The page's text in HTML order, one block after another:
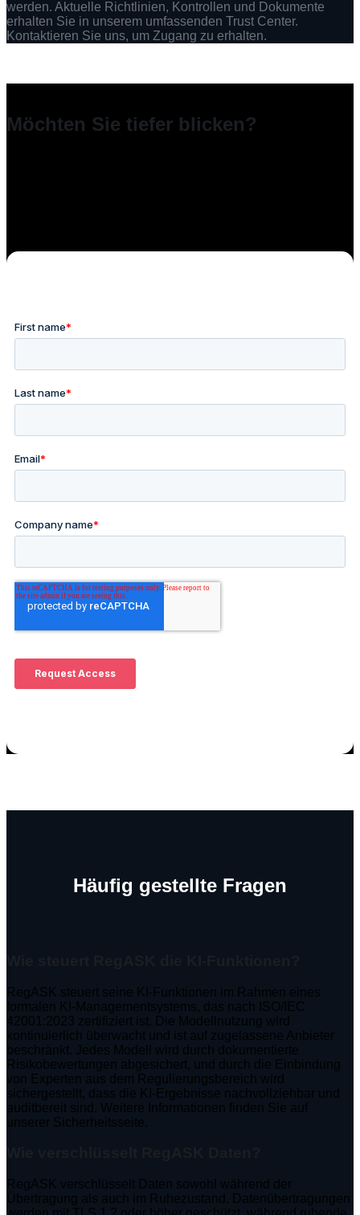
werden. Aktuelle Richtlinien, Kontrollen und Dokumente
erhalten Sie in unserem umfassenden Trust Center.
Kontaktieren Sie uns, um Zugang zu erhalten.
Möchten Sie tiefer blicken?
Häufig gestellte Fragen
RegASK steuert seine KI-Funktionen im Rahmen eines
formalen KI-Managementsystems, das nach ISO/IEC
42001:2023 zertifiziert ist. Die Modellnutzung wird
kontinuierlich überwacht und ist auf zugelassene Anbieter
beschränkt. Jedes Modell wird durch dokumentierte
Risikobewertungen abgesichert, und durch die Einbindung
von Experten aus dem Regulierungsbereich wird
sichergestellt, dass die KI-Ergebnisse nachvollziehbar und
auditbereit sind. Weitere Informationen finden Sie auf
unserer Sicherheitsseite.
RegASK verschlüsselt Daten sowohl während der
Übertragung als auch im Ruhezustand. Datenübertragungen